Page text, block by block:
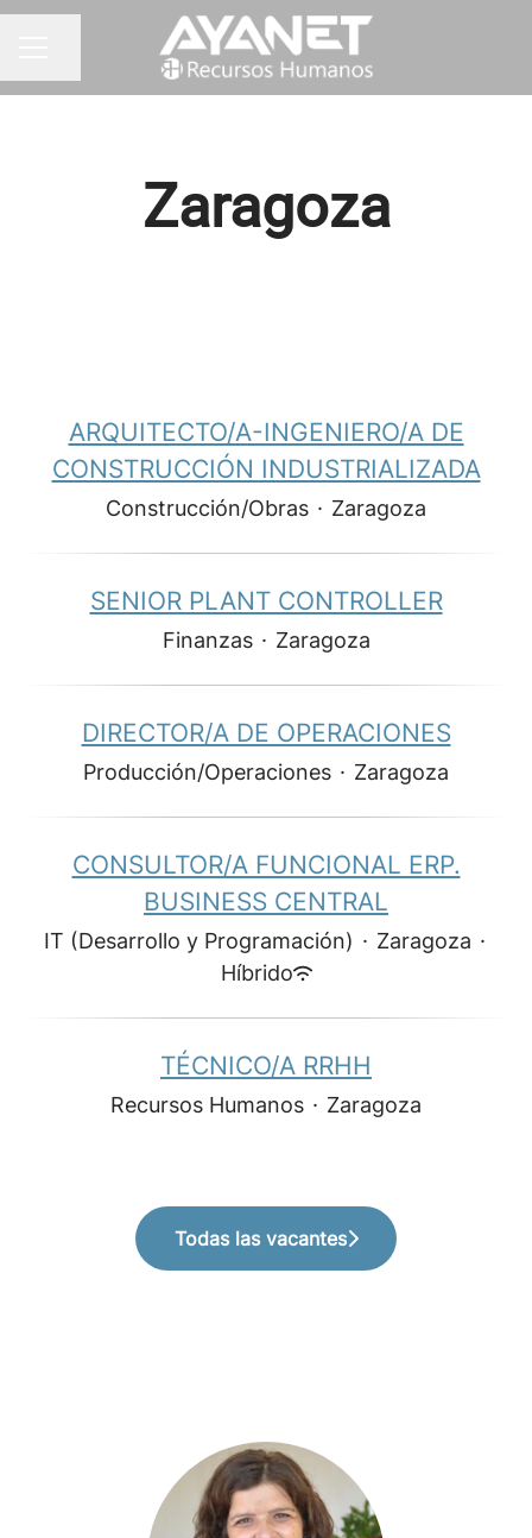
MENÚ DE EMPLEO
Compartir página
Zaragoza
ARQUITECTO/A-INGENIERO/A DE
CONSTRUCCIÓN INDUSTRIALIZADA
Construcción/Obras · Zaragoza
SENIOR PLANT CONTROLLER
Finanzas · Zaragoza
DIRECTOR/A DE OPERACIONES
Producción/Operaciones · Zaragoza
CONSULTOR/A FUNCIONAL ERP.
BUSINESS CENTRAL
IT (Desarrollo y Programación) · Zaragoza ·
Híbrido
TÉCNICO/A RRHH
Recursos Humanos · Zaragoza
Todas las vacantes